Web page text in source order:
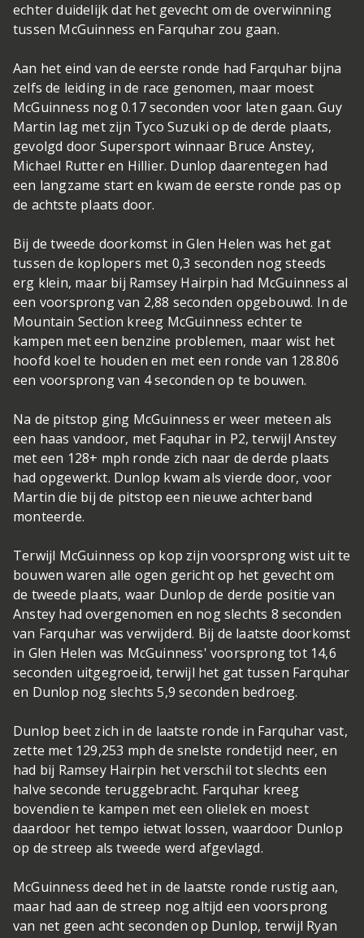
echter duidelijk dat het gevecht om de overwinning
tussen McGuinness en Farquhar zou gaan.
Aan het eind van de eerste ronde had Farquhar bijna
zelfs de leiding in de race genomen, maar moest
McGuinness nog 0.17 seconden voor laten gaan. Guy
Martin lag met zijn Tyco Suzuki op de derde plaats,
gevolgd door Supersport winnaar Bruce Anstey,
Michael Rutter en Hillier. Dunlop daarentegen had
een langzame start en kwam de eerste ronde pas op
de achtste plaats door.
Bij de tweede doorkomst in Glen Helen was het gat
tussen de koplopers met 0,3 seconden nog steeds
erg klein, maar bij Ramsey Hairpin had McGuinness al
een voorsprong van 2,88 seconden opgebouwd. In de
Mountain Section kreeg McGuinness echter te
kampen met een benzine problemen, maar wist het
hoofd koel te houden en met een ronde van 128.806
een voorsprong van 4 seconden op te bouwen.
Na de pitstop ging McGuinness er weer meteen als
een haas vandoor, met Faquhar in P2, terwijl Anstey
met een 128+ mph ronde zich naar de derde plaats
had opgewerkt. Dunlop kwam als vierde door, voor
Martin die bij de pitstop een nieuwe achterband
monteerde.
Terwijl McGuinness op kop zijn voorsprong wist uit te
bouwen waren alle ogen gericht op het gevecht om
de tweede plaats, waar Dunlop de derde positie van
Anstey had overgenomen en nog slechts 8 seconden
van Farquhar was verwijderd. Bij de laatste doorkomst
in Glen Helen was McGuinness' voorsprong tot 14,6
seconden uitgegroeid, terwijl het gat tussen Farquhar
en Dunlop nog slechts 5,9 seconden bedroeg.
Dunlop beet zich in de laatste ronde in Farquhar vast,
zette met 129,253 mph de snelste rondetijd neer, en
had bij Ramsey Hairpin het verschil tot slechts een
halve seconde teruggebracht. Farquhar kreeg
bovendien te kampen met een olielek en moest
daardoor het tempo ietwat lossen, waardoor Dunlop
op de streep als tweede werd afgevlagd.
McGuinness deed het in de laatste ronde rustig aan,
maar had aan de streep nog altijd een voorsprong
van net geen acht seconden op Dunlop, terwijl Ryan